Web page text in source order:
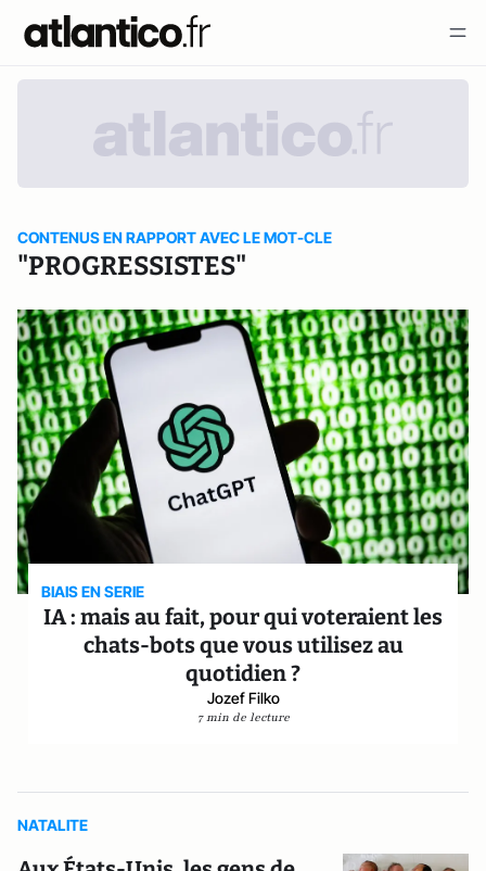
CONTENUS EN RAPPORT AVEC LE MOT-CLE
"PROGRESSISTES"
BIAIS EN SERIE
IA : mais au fait, pour qui voteraient les
chats-bots que vous utilisez au
quotidien ?
Jozef Filko
7 min de lecture
NATALITE